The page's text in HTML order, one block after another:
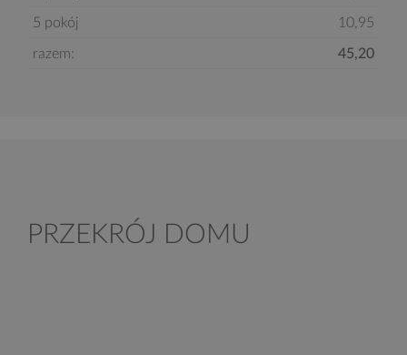
5 pokój 10,95
razem: 45,20
PRZEKRÓJ DOMU